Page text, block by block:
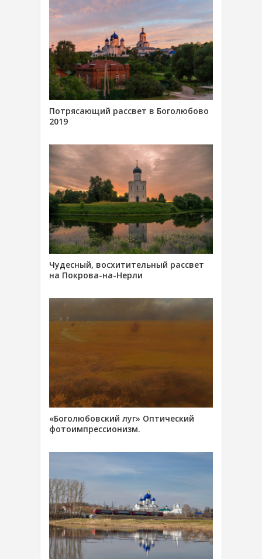
Потрясающий рассвет в Боголюбово
2019
Чудесный, восхитительный рассвет
на Покрова-на-Нерли
«Боголюбовский луг» Оптический
фотоимпрессионизм.